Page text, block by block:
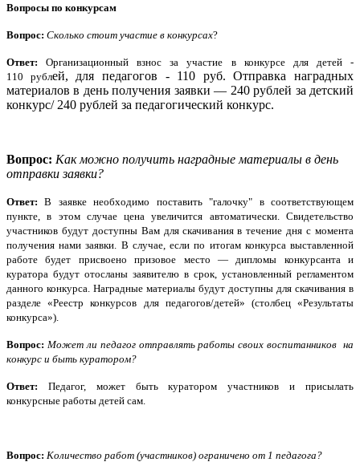
Вопросы по конкурсам
Вопрос: Сколько стоит участие в конкурсах?
Ответ: Организационный взнос за участие в конкурсе для детей -
110 рублей, для педагогов - 110 руб. Отправка наградных
материалов в день получения заявки — 240 рублей за детский
конкурс/ 240 рублей за педагогический конкурс.
Вопрос: Как можно получить наградные материалы в день
отправки заявки?
Ответ: В заявке необходимо поставить "галочку" в соответствующем
пункте, в этом случае цена увеличится автоматически. Cвидетельство
участников будут доступны Вам для скачивания в течение дня с момента
получения нами заявки. В случае, если по итогам конкурса выставленной
работе будет присвоено призовое место — дипломы конкурсанта и
куратора будут отосланы заявителю в срок, установленный регламентом
данного конкурса. Наградные материалы будут доступны для скачивания в
разделе «Реестр конкурсов для педагогов/детей» (столбец «Результаты
конкурса»).
Вопрос: Может ли педагог отправлять работы своих воспитанников на
конкурс и быть куратором?
Ответ: Педагог, может быть куратором участников и присылать
конкурсные работы детей сам.
Вопрос: Количество работ (участников) ограничено от 1 педагога?